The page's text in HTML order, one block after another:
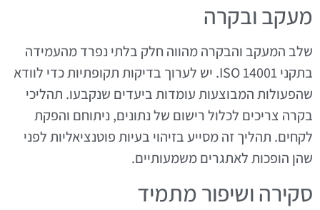
מעקב ובקרה
שלב המעקב והבקרה מהווה חלק בלתי נפרד מהעמידה
בתקני ISO 14001. יש לערוך בדיקות תקופתיות כדי לוודא
שהפעולות המבוצעות עומדות ביעדים שנקבעו. תהליכי
בקרה צריכים לכלול רישום של נתונים, ניתוחם והפקת
לקחים. תהליך זה מסייע בזיהוי בעיות פוטנציאליות לפני
שהן הופכות לאתגרים משמעותיים.
סקירה ושיפור מתמיד